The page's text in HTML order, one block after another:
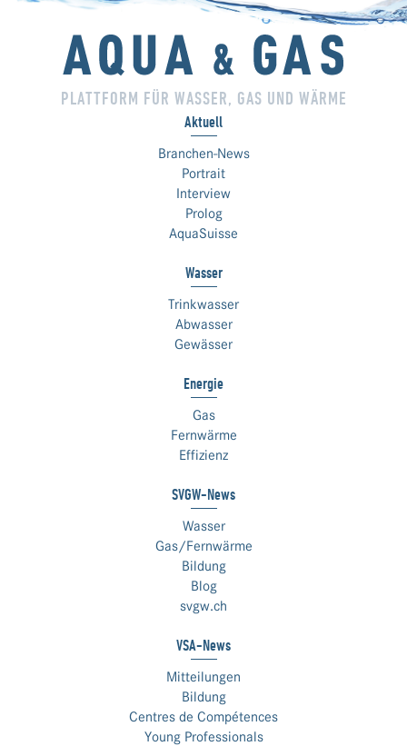
PLATTFORM FÜR WASSER, GAS UND WÄRME
Aktuell
Branchen-News
Portrait
Interview
Prolog
AquaSuisse
Wasser
Trinkwasser
Abwasser
Gewässer
Energie
Gas
Fernwärme
Effizienz
SVGW-News
Wasser
Gas/Fernwärme
Bildung
Blog
svgw.ch
VSA-News
Mitteilungen
Bildung
Centres de Compétences
Young Professionals